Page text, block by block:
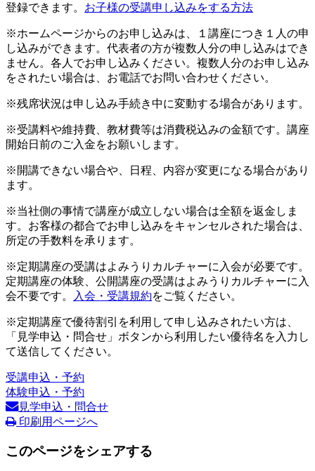
登録できます。 お子様の受講申し込みをする方法
※ホームページからのお申し込みは、１講座につき１人の申
し込みができます。代表者の方が複数人分の申し込みはでき
ません。各人でお申し込みください。複数人分のお申し込み
をされたい場合は、お電話でお問い合わせください。
※残席状況は申し込み手続き中に変動する場合があります。
※受講料や維持費、教材費等は消費税込みの金額です。講座
開始日前のご入金をお願いします。
※開講できない場合や、日程、内容が変更になる場合があり
ます。
※当社側の事情で講座が成立しない場合は全額を返金しま
す。お客様の都合でお申し込みをキャンセルされた場合は、
所定の手数料を承ります。
※定期講座の受講はよみうりカルチャーに入会が必要です。
定期講座の体験、公開講座の受講はよみうりカルチャーに入
会不要です。
入会・受講規約をご覧ください。
※定期講座で優待割引を利用して申し込みされたい方は、
「見学申込・問合せ」ボタンから利用したい優待名を入力し
て送信してください。
受講申込・予約
体験申込・予約
見学申込・問合せ
印刷用ページへ
このページをシェアする